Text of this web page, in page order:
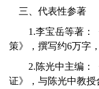
三、代表性参著
1.李宝岳等著：
策》，撰写约6万字
2.陈光中主编：
证》，与陈光中教授